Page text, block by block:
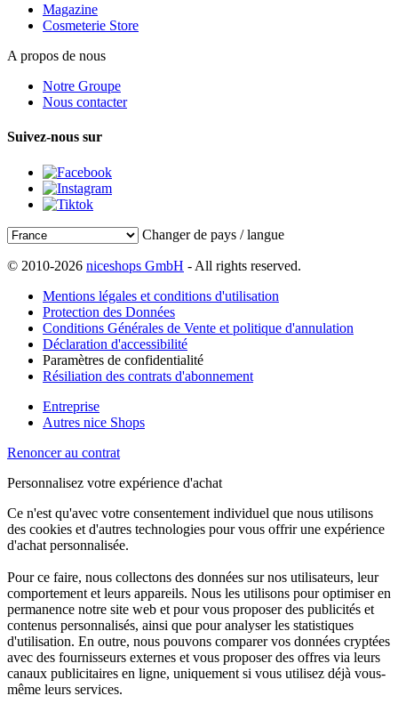
Magazine
Cosmeterie Store
A propos de nous
Notre Groupe
Nous contacter
Suivez-nous sur
Changer de pays / langue
© 2010-2026 niceshops GmbH - All rights reserved.
Mentions légales et conditions d'utilisation
Protection des Données
Conditions Générales de Vente et politique d'annulation
Déclaration d'accessibilité
Paramètres de confidentialité
Résiliation des contrats d'abonnement
Entreprise
Autres nice Shops
Renoncer au contrat
Personnalisez votre expérience d'achat
Ce n'est qu'avec votre consentement individuel que nous utilisons
des cookies et d'autres technologies pour vous offrir une expérience
d'achat personnalisée.
Pour ce faire, nous collectons des données sur nos utilisateurs, leur
comportement et leurs appareils. Nous les utilisons pour optimiser en
permanence notre site web et pour vous proposer des publicités et
contenus personnalisés, ainsi que pour analyser les statistiques
d'utilisation. En outre, nous pouvons comparer vos données cryptées
avec des fournisseurs externes et vous proposer des offres via leurs
canaux publicitaires en ligne, uniquement si vous utilisez déjà vous-
même leurs services.